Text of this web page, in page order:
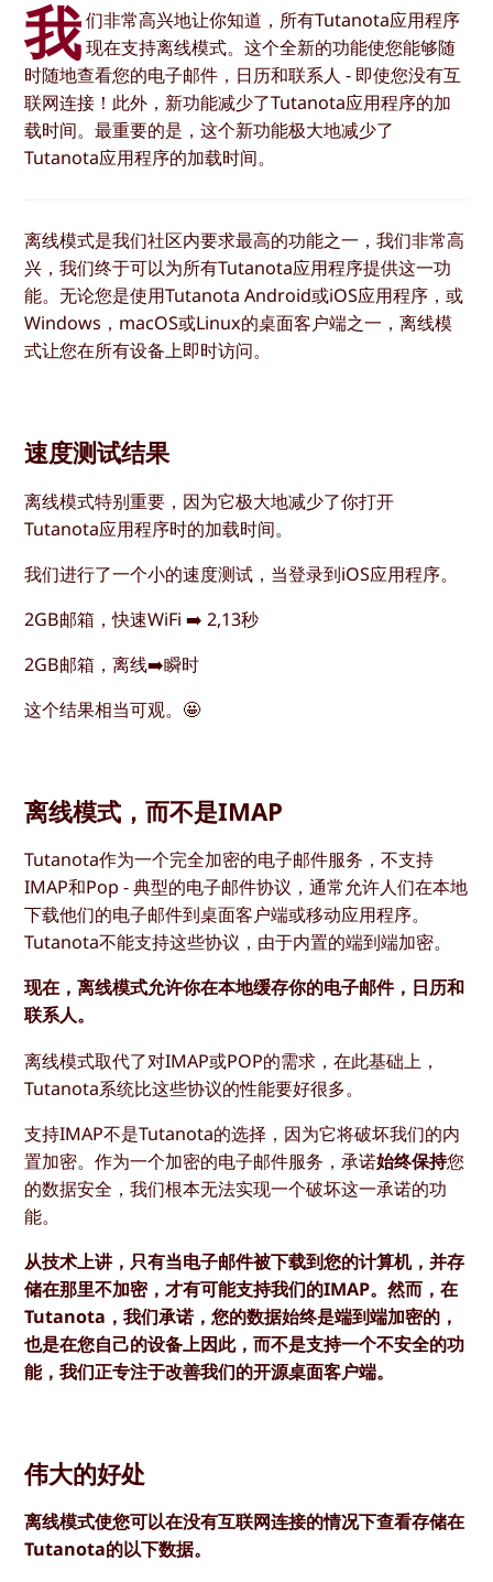
我们非常高兴地让你知道，所有Tutanota应用程序
现在支持离线模式。这个全新的功能使您能够随
时随地查看您的电子邮件，日历和联系人 - 即使您没有互
联网连接！此外，新功能减少了Tutanota应用程序的加
载时间。最重要的是，这个新功能极大地减少了
Tutanota应用程序的加载时间。
离线模式是我们社区内要求最高的功能之一，我们非常高
兴，我们终于可以为所有Tutanota应用程序提供这一功
能。无论您是使用Tutanota Android或iOS应用程序，或
Windows，macOS或Linux的桌面客户端之一，离线模
式让您在所有设备上即时访问。
速度测试结果
离线模式特别重要，因为它极大地减少了你打开
Tutanota应用程序时的加载时间。
我们进行了一个小的速度测试，当登录到iOS应用程序。
2GB邮箱，快速WiFi ➡️ 2,13秒
2GB邮箱，离线➡️瞬时
这个结果相当可观。🤩
离线模式，而不是IMAP
Tutanota作为一个完全加密的电子邮件服务，不支持
IMAP和Pop - 典型的电子邮件协议，通常允许人们在本地
下载他们的电子邮件到桌面客户端或移动应用程序。
Tutanota不能支持这些协议，由于内置的端到端加密。
现在，离线模式允许你在本地缓存你的电子邮件，日历和
联系人。
离线模式取代了对IMAP或POP的需求，在此基础上，
Tutanota系统比这些协议的性能要好很多。
支持IMAP不是Tutanota的选择，因为它将破坏我们的内
置加密。作为一个加密的电子邮件服务，承诺始终保持您
的数据安全，我们根本无法实现一个破坏这一承诺的功
能。
从技术上讲，只有当电子邮件被下载到您的计算机，并存
储在那里不加密，才有可能支持我们的IMAP。然而，在
Tutanota，我们承诺，您的数据始终是端到端加密的，
也是在您自己的设备上因此，而不是支持一个不安全的功
能，我们正专注于改善我们的开源桌面客户端。
伟大的好处
离线模式使您可以在没有互联网连接的情况下查看存储在
Tutanota的以下数据。